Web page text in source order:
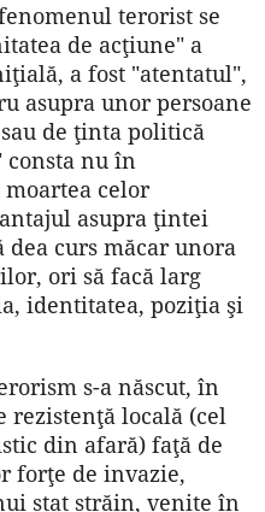
terorist se
de acţiune" a
a fost "atentatul",
asupra unor persoane
de ţinta politică
nu în
celor
asupra ţintei
curs măcar unora
ori să facă larg
identitatea, poziţia şi
s-a născut, în
rezistenţă locală (cel
din afară) faţă de
forţe de invazie,
stat străin, venite în